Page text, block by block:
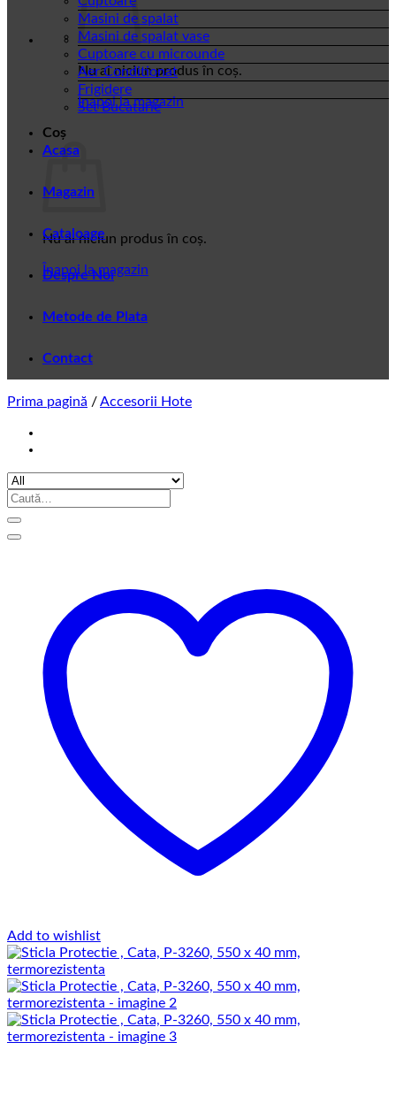
Nu ai niciun produs în coș.
Înapoi la magazin
Coș
Nu ai niciun produs în coș.
Înapoi la magazin
Masini de spalat
Masini de spalat vase
Cuptoare cu microunde
Aer Conditionat
Frigidere
Set Bucatarie
Acasa
Magazin
Cataloage
Despre Noi
Metode de Plata
Contact
Prima pagină /Accesorii Hote
Caută
Add to wishlist